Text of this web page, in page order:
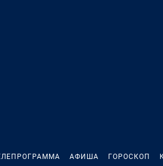
АФИША ГОРОСКОП